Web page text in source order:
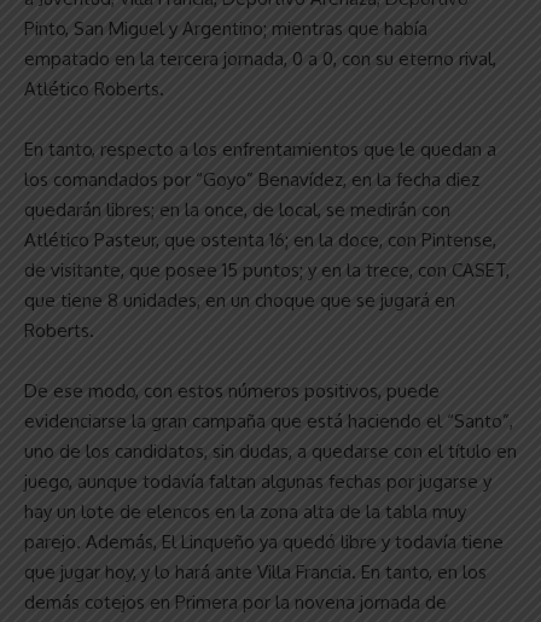
Pinto, San Miguel y Argentino; mientras que había
empatado en la tercera jornada, 0 a 0, con su eterno rival,
Atlético Roberts.
En tanto, respecto a los enfrentamientos que le quedan a
los comandados por “Goyo” Benavídez, en la fecha diez
quedarán libres; en la once, de local, se medirán con
Atlético Pasteur, que ostenta 16; en la doce, con Pintense,
de visitante, que posee 15 puntos; y en la trece, con CASET,
que tiene 8 unidades, en un choque que se jugará en
Roberts.
De ese modo, con estos números positivos, puede
evidenciarse la gran campaña que está haciendo el “Santo”,
uno de los candidatos, sin dudas, a quedarse con el título en
juego, aunque todavía faltan algunas fechas por jugarse y
hay un lote de elencos en la zona alta de la tabla muy
parejo. Además, El Linqueño ya quedó libre y todavía tiene
que jugar hoy, y lo hará ante Villa Francia. En tanto, en los
demás cotejos en Primera por la novena jornada de